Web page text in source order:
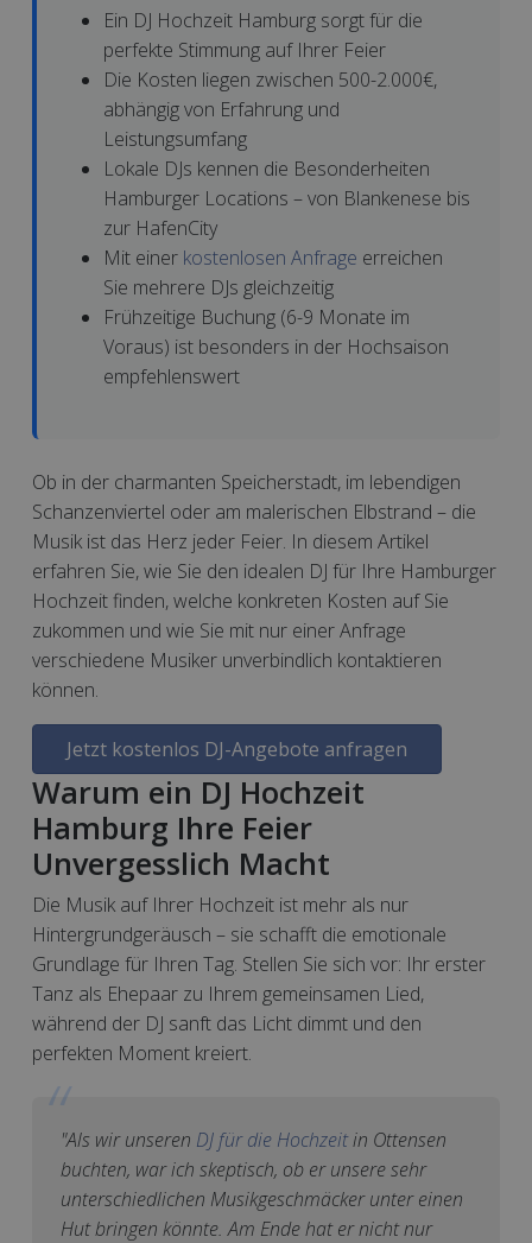
Ein DJ Hochzeit Hamburg sorgt für die
perfekte Stimmung auf Ihrer Feier
Die Kosten liegen zwischen 500-2.000€,
abhängig von Erfahrung und
Leistungsumfang
Lokale DJs kennen die Besonderheiten
Hamburger Locations – von Blankenese bis
zur HafenCity
Mit einer kostenlosen Anfrage erreichen
Sie mehrere DJs gleichzeitig
Frühzeitige Buchung (6-9 Monate im
Voraus) ist besonders in der Hochsaison
empfehlenswert
Ob in der charmanten Speicherstadt, im lebendigen
Schanzenviertel oder am malerischen Elbstrand – die
Musik ist das Herz jeder Feier. In diesem Artikel
erfahren Sie, wie Sie den idealen DJ für Ihre Hamburger
Hochzeit finden, welche konkreten Kosten auf Sie
zukommen und wie Sie mit nur einer Anfrage
verschiedene Musiker unverbindlich kontaktieren
können.
Jetzt kostenlos DJ-Angebote anfragen
Warum ein DJ Hochzeit
Hamburg Ihre Feier
Unvergesslich Macht
Die Musik auf Ihrer Hochzeit ist mehr als nur
Hintergrundgeräusch – sie schafft die emotionale
Grundlage für Ihren Tag. Stellen Sie sich vor: Ihr erster
Tanz als Ehepaar zu Ihrem gemeinsamen Lied,
während der DJ sanft das Licht dimmt und den
perfekten Moment kreiert.
"Als wir unseren DJ für die Hochzeitin Ottensen
buchten, war ich skeptisch, ob er unsere sehr
unterschiedlichen Musikgeschmäcker unter einen
Hut bringen könnte. Am Ende hat er nicht nur